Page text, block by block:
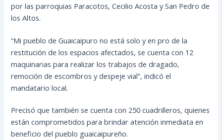
por las parroquias Paracotos, Cecilio Acosta y San Pedro de
los Altos.
“Mi pueblo de Guaicaipuro no está solo y en pro de la
restitución de los espacios afectados, se cuenta con 12
maquinarias para realizar los trabajos de dragado,
remoción de escombros y despeje vial”, indicó el
mandatario local.
Precisó que también se cuenta con 250 cuadrilleros, quienes
están comprometidos para brindar atención inmediata en
beneficio del pueblo guaicaipureño.